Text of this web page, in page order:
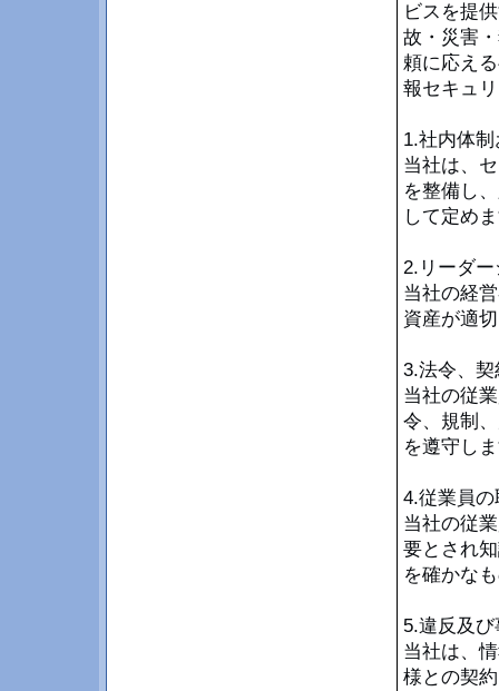
ビスを提
故・災害
頼に応え
報セキュ
1.社内体
当社は、
を整備し
して定め
2.リーダ
当社の経
資産が適
3.法令、
当社の従
令、規制
を遵守し
4.従業員
当社の従
要とされ
を確かな
5.違反及
当社は、
様との契